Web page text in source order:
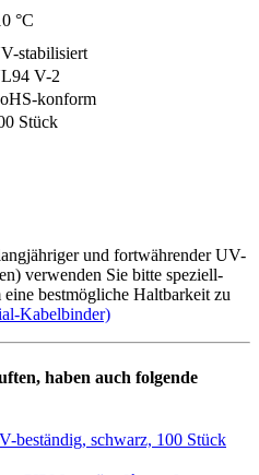
°C
stabilisiert
V-2
konform
Stück
und fortwährender UV-
verwenden Sie bitte speziell-
bestmögliche Haltbarkeit zu
Kabelbinder)
haben auch folgende